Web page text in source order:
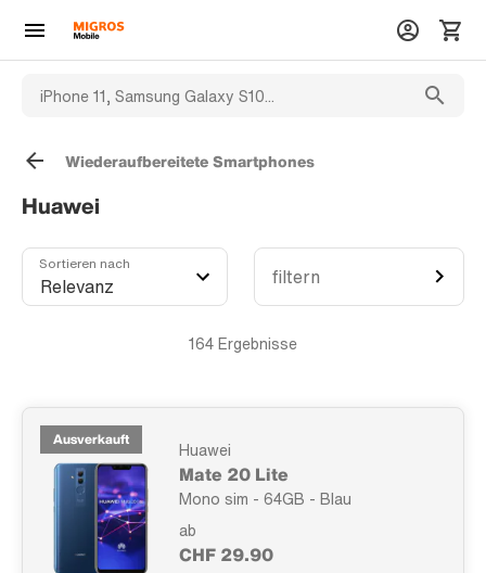
Wiederaufbereitete Smartphones
Huawei
164Ergebnisse
Sortieren nach
filtern
Ausverkauft Huawei
Mate 20 Lite
Mono sim - 64GB - Blau
ab
CHF 29.90